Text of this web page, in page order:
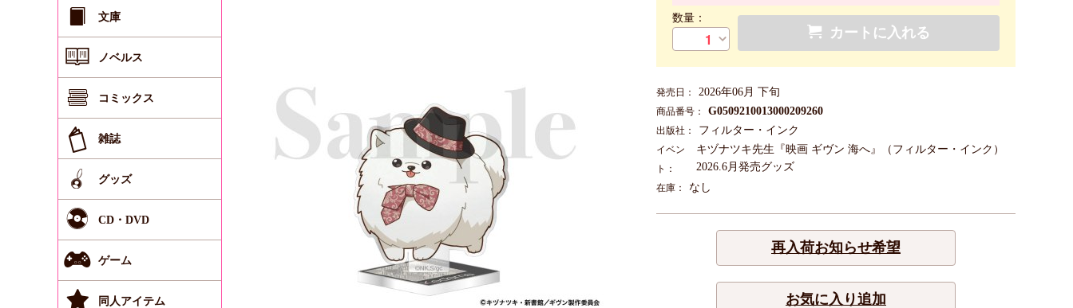
文庫
ノベルス
コミックス
雑誌
グッズ
CD・DVD
ゲーム
同人アイテム
数量：
カートに入れる
発売日： 2026年06月 下旬
商品番号： G0509210013000209260
出版社： フィルター・インク
イベン
ト：
キヅナツキ先生『映画 ギヴン 海へ』（フィルター・インク）
2026.6月発売グッズ
在庫： なし
再入荷お知らせ希望
お気に入り追加